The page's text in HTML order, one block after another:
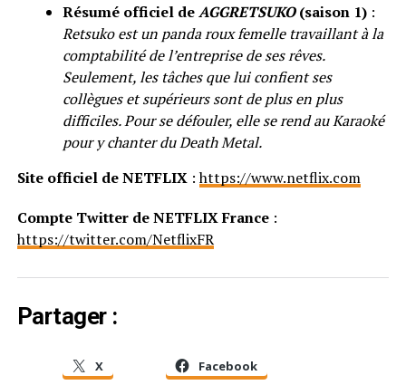
Résumé officiel deAGGRETSUKO(saison 1):
Retsuko est un panda roux femelle travaillant à la
comptabilité de l’entreprise de ses rêves.
Seulement, les tâches que lui confient ses
collègues et supérieurs sont de plus en plus
difficiles. Pour se défouler, elle se rend au Karaoké
pour y chanter du Death Metal.
Site officiel de NETFLIX :https://www.netflix.com
Compte Twitter de NETFLIX France :
https://twitter.com/NetflixFR
Partager :
X Facebook